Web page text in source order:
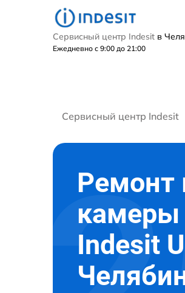
Сервисный центр Indesit в
Ежедневно с 9:00 до 21:00
Сервисный центр Indesit
Ремонт
камеры
Indesit